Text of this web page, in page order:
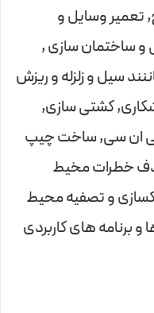
وسایل و
و ساختمان سازی ,
سیل و زلزله و ریزش
کشتی سازی,
سی ان سی, ساخت چیپ
خطرات مخیط
و تصفیه محیط
برنامه های کاربردی